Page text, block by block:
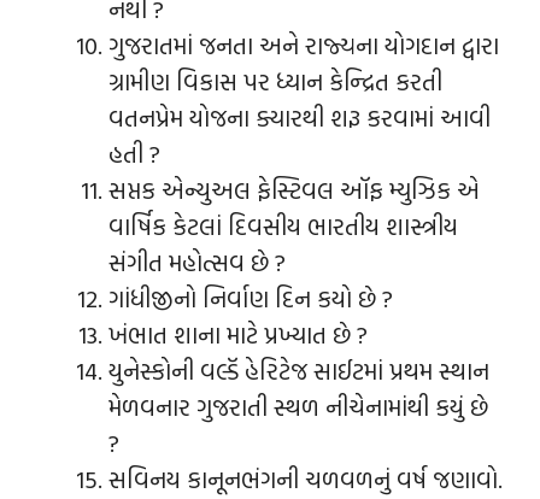
નથી ?
ગુજરાતમાં જનતા અને રાજ્યના યોગદાન દ્વારા
ગ્રામીણ વિકાસ પર ધ્યાન કેન્દ્રિત કરતી
વતનપ્રેમ યોજના ક્યારથી શરૂ કરવામાં આવી
હતી ?
સપ્તક એન્યુઅલ ફેસ્ટિવલ ઑફ મ્યુઝિક એ
વાર્ષિક કેટલાં દિવસીય ભારતીય શાસ્ત્રીય
સંગીત મહોત્સવ છે ?
ગાંધીજીનો નિર્વાણ દિન કયો છે ?
ખંભાત શાના માટે પ્રખ્યાત છે ?
યુનેસ્કોની વલ્ડૅ હેરિટેજ સાઈટમાં પ્રથમ સ્થાન
મેળવનાર ગુજરાતી સ્થળ નીચેનામાંથી કયું છે
?
સવિનય કાનૂનભંગની ચળવળનું વર્ષ જણાવો.